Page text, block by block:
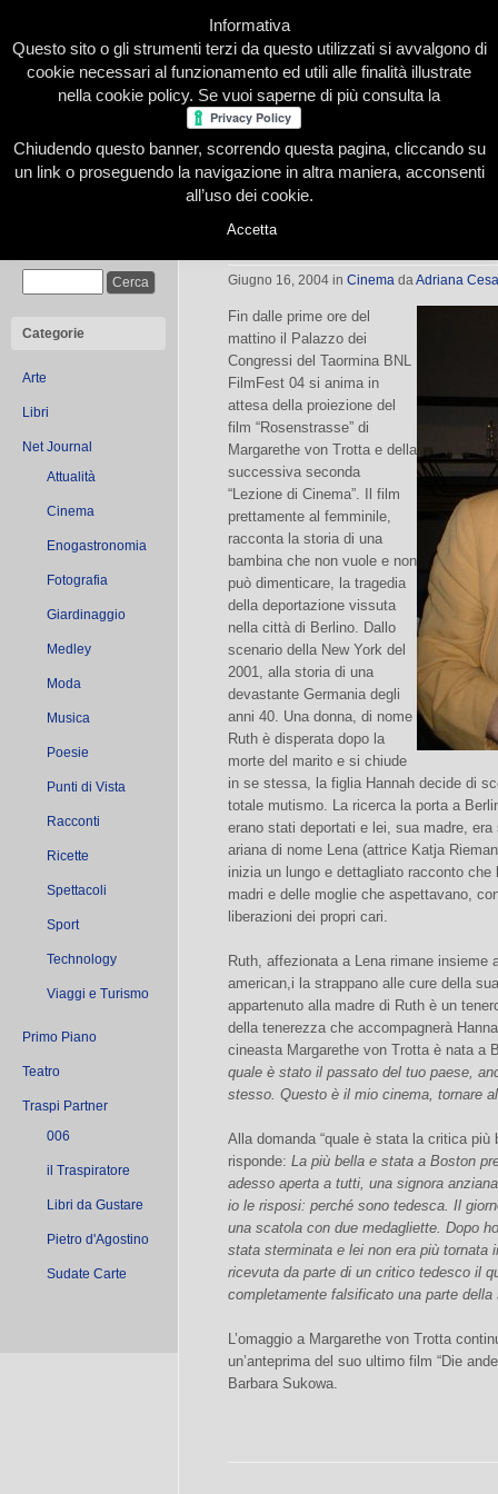
Home Presentazione Redazione Le nostre firme
Categorie
Arte
Libri
Net Journal
Attualità
Cinema
Enogastronomia
Fotografia
Giardinaggio
Medley
Moda
Musica
Poesie
Punti di Vista
Racconti
Ricette
Spettacoli
Sport
Technology
Viaggi e Turismo
Primo Piano
Teatro
Traspi Partner
006
il Traspiratore
Libri da Gustare
Pietro d'Agostino
Sudate Carte
Margarethe von Trotta
Giugno 16, 2004 in Cinema daAdriana
Fin dalle prime ore del
mattino il Palazzo dei
Congressi del Taormina BNL
FilmFest 04 si anima in
attesa della proiezione del
film “Rosenstrasse” di
Margarethe von Trotta e della
successiva seconda
“Lezione di Cinema”. Il film
prettamente al femminile,
racconta la storia di una
bambina che non vuole e non
può dimenticare, la tragedia
della deportazione vissuta
nella città di Berlino. Dallo
scenario della New York del
2001, alla storia di una
devastante Germania degli
anni 40. Una donna, di nome
Ruth è disperata dopo la
morte del marito e si chiude
in se stessa, la figlia Hannah decide di
totale mutismo. La ricerca la porta a
erano stati deportati e lei, sua madre,
ariana di nome Lena (attrice Katja
inizia un lungo e dettagliato racconto
madri e delle moglie che aspettavano,
liberazioni dei propri cari.
Ruth, affezionata a Lena rimane insieme
american,i la strappano alle cure della
appartenuto alla madre di Ruth è un
della tenerezza che accompagnerà
cineasta Margarethe von Trotta è nata a
quale è stato il passato del tuo paese,
stesso. Questo è il mio cinema, tornare
Alla domanda “quale è stata la critica più
risponde: La più bella e stata a Boston
adesso aperta a tutti, una signora
io le risposi: perché sono tedesca. Il
una scatola con due medagliette. Dopo
stata sterminata e lei non era più tornata
ricevuta da parte di un critico tedesco il
completamente falsificato una parte della
L’omaggio a Margarethe von Trotta
un’anteprima del suo ultimo film “Die
Barbara Sukowa.
Informativa
Questo sito o gli strumenti terzi da questo utilizzati si avvalgono di
cookie necessari al funzionamento ed utili alle finalità illustrate
nella cookie policy. Se vuoi saperne di più consulta la
Chiudendo questo banner, scorrendo questa pagina, cliccando su
un link o proseguendo la navigazione in altra maniera, acconsenti
all’uso dei cookie.
Accetta